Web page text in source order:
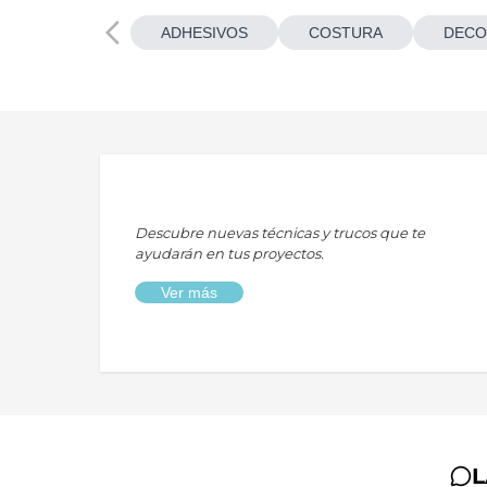
ADHESIVOS COSTURA
Descubre nuevas técnicas y trucos que te
ayudarán en tus proyectos.
Ver más